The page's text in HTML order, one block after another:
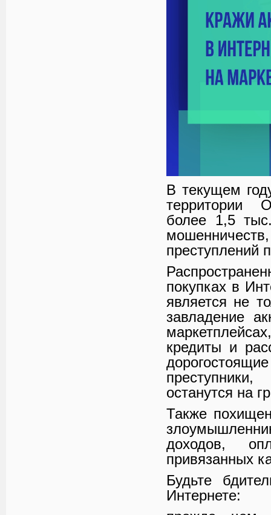
В текущем
территории
более 1,5
преступлений
покупках в
является не
завладение
кредиты и
останутся на
Также
доходов,
привязанных
Будьте
Интернете: